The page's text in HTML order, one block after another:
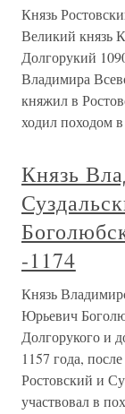
Князь
Великий князь
Долгорукий
Владимира
княжил в
ходил походом
Князь
-1174
Князь
Юрьевич
Долгорукого и
1157 года,
Ростовский и
участвовал в